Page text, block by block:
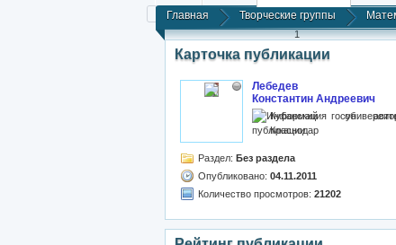
Главная Творческие группы
1
Карточка публикации
Лебедев
Константин Андреевич
Кубанский
Краснодар
Раздел: Без раздела
Опубликовано: 04.11.2011
Количество просмотров: 21202